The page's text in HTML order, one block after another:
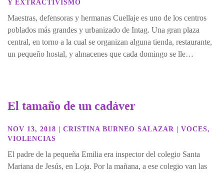
Y EXTRACTIVISMO
Maestras, defensoras y hermanas Cuellaje es uno de los centros
poblados más grandes y urbanizado de Intag. Una gran plaza
central, en torno a la cual se organizan alguna tienda, restaurante,
un pequeño hostal, y almacenes que cada domingo se lle…
El tamaño de un cadáver
NOV 13, 2018 CRISTINA BURNEO SALAZAR VOCES,
VIOLENCIAS
El padre de la pequeña Emilia era inspector del colegio Santa
Mariana de Jesús, en Loja. Por la mañana, a ese colegio van las